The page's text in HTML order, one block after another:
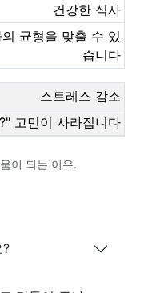
건강한 식사
균형을 맞출 수 있
습니다
스트레스 감소
고민이 사라집니다
이 되는 이유.